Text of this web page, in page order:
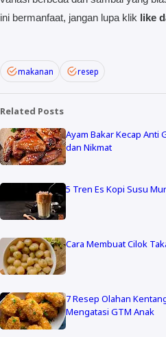
ini bermanfaat, jangan lupa klik like
makanan resep
Related Posts
Ayam Bakar Kecap Anti
dan Nikmat
5 Tren Es Kopi Susu
Cara Membuat Cilok
7 Resep Olahan
Mengatasi GTM Anak